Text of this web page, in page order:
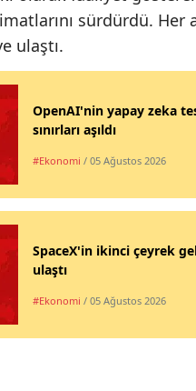
sürdürdü. Her
ulaştı.
OpenAI'nin yapay zeka
sınırları aşıldı
#Ekonomi / 05 Ağustos 2026
SpaceX'in ikinci çeyrek
ulaştı
#Ekonomi / 05 Ağustos 2026